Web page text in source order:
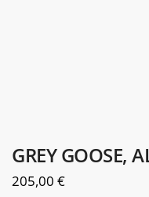
GREY GOOSE,
205,00 €